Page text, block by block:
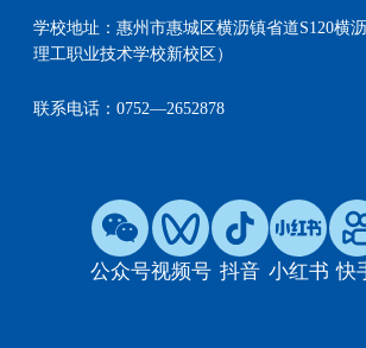
学校地址：惠州市惠城区横沥镇省道S120横
理工职业技术学校新校区）
联系电话：0752—2652878
公众号视频号 抖音 小红书 快